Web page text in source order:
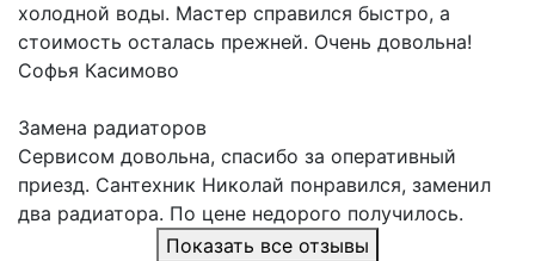
холодной воды. Мастер справился быстро, а
стоимость осталась прежней. Очень довольна!
Софья Касимово
Замена радиаторов
Сервисом довольна, спасибо за оперативный
приезд. Сантехник Николай понравился, заменил
два радиатора. По цене недорого получилось.
Показать все отзывы